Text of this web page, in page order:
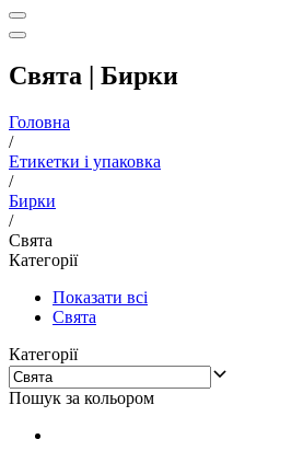
Свята | Бирки
Головна
/
Етикетки і упаковка
/
Бирки
/
Свята
Категорії
Показати всі
Свята
Категорії
Пошук за кольором